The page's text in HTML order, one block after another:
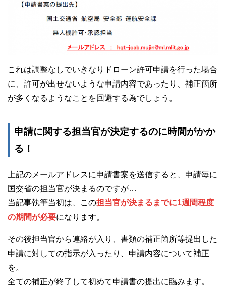
これは調整なしでいきなりドローン許可申請を行った場合
に、許可が出せないような申請内容であったり、補正箇所
が多くなるようなことを回避する為でしょう。
申請に関する担当官が決定するのに時間がかか
る！
上記のメールアドレスに申請書案を送信すると、申請毎に
国交省の担当官が決まるのですが…
当記事執筆当初は、この担当官が決まるまでに1週間程度
の期間が必要になります。
その後担当官から連絡が入り、書類の補正箇所等提出した
申請に対しての指示が入ったり、申請内容について補正
を。
全ての補正が終了して初めて申請書の提出に臨みます。